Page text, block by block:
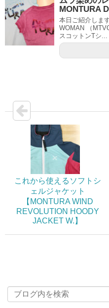
MONTURA
本日ご紹介しま
WOMAN （
スコットンTシ...
これから使えるソフトシ
ェルジャケット
【MONTURA WIND
REVOLUTION HOODY
JACKET W.】